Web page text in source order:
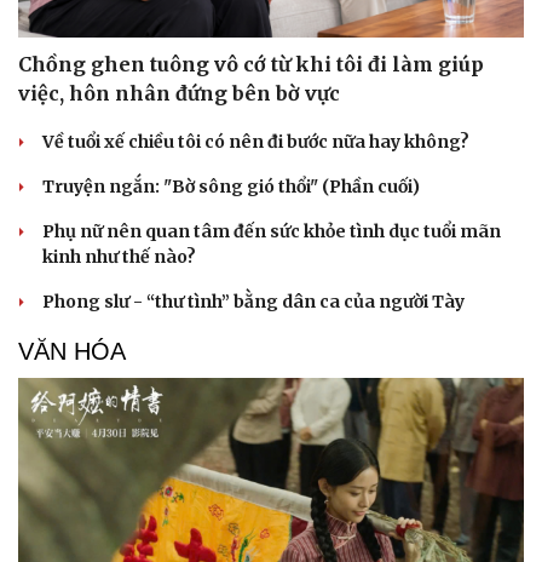
Chồng ghen tuông vô cớ từ khi tôi đi làm giúp
việc, hôn nhân đứng bên bờ vực
Về tuổi xế chiều tôi có nên đi bước nữa hay không?
Truyện ngắn: "Bờ sông gió thổi" (Phần cuối)
Phụ nữ nên quan tâm đến sức khỏe tình dục tuổi mãn
kinh như thế nào?
Phong slư - “thư tình” bằng dân ca của người Tày
VĂN HÓA